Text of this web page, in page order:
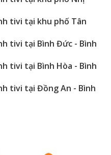
tivi tại khu phố Tân
tivi tại Bình Đức - Bình
tivi tại Bình Hòa - Bình
tivi tại Đồng An - Bình